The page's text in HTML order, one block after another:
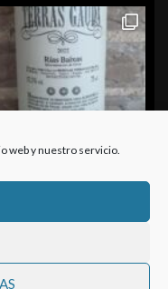
web y nuestro servicio.
en Instagram